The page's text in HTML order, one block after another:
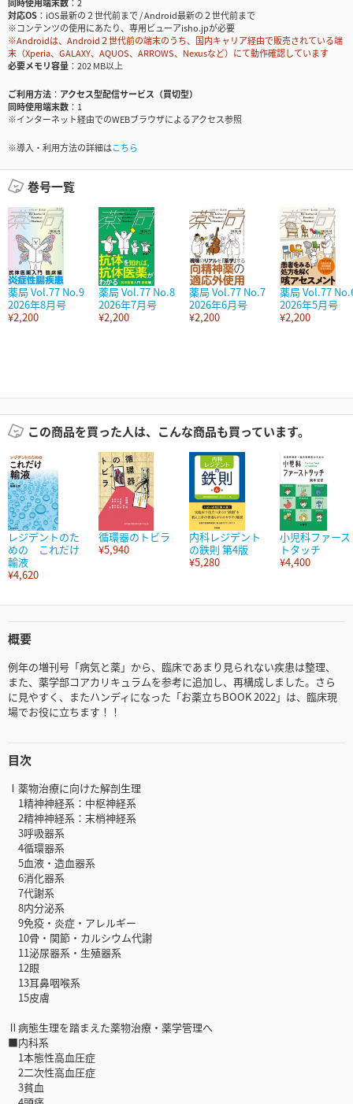
対応OS
iOS最新の２世代前まで / Android最新の２世代前まで
※コンテンツの使用にあたり、専用ビューアisho.jpが必要
※Androidは、Android２世代前の端末のうち、国内キャリア経由で販売されている端
末（Xperia、GALAXY、AQUOS、ARROWS、Nexusなど）にて動作確認しています
必要メモリ容量
202 MB以上
ご利用方法
アクセス型配信サービス（買切型）
同時使用端末数
1
※インターネット経由でのWEBブラウザによるアクセス参照
※導入・利用方法の詳細はこちら
巻号一覧
薬局 Vol.77 No.9
2026年8月号
¥2,200
薬局 Vol.77 No.8
2026年7月号
¥2,200
薬局 Vol.77 No.7
2026年6月号
¥2,200
薬局 Vol.77
2026年5月号
¥2,200
この商品を買った人は、こんな商品も買っています。
レジデントのた
めの これだけ
輸液
¥4,620
循環器のトビラ
¥5,940
内科レジデント
の鉄則 第4版
¥5,280
小児科ファース
トタッチ
¥4,400
概要
例年の増刊号「病気と薬」から、臨床であまり見られない疾患は整理、
また、薬学部コアカリキュラムを参考に追加し、再構成しました。さら
に見やすく、またハンディになった「お薬立ちBOOK 2022」は、臨床現
場でお役に立ちます！！
目次
Ⅰ薬物治療に向けた解剖生理
1精神神経系：中枢神経系
2精神神経系：末梢神経系
3呼吸器系
4循環器系
5血液・造血器系
6消化器系
7代謝系
8内分泌系
9免疫・炎症・アレルギー
10骨・関節・カルシウム代謝
11泌尿器系・生殖器系
12眼
13耳鼻咽喉系
15皮膚
Ⅱ病態生理を踏まえた薬物治療・薬学管理へ
■内科系
1本態性高血圧症
2二次性高血圧症
3貧血